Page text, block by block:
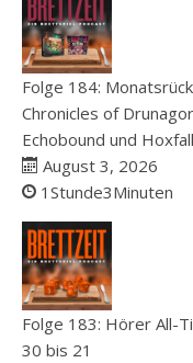
Folge 184:
Chronicles of
Echobound und Hoxfall
August 3, 2026
1Stunde3Minuten
Folge 183: Hörer All-
30 bis 21